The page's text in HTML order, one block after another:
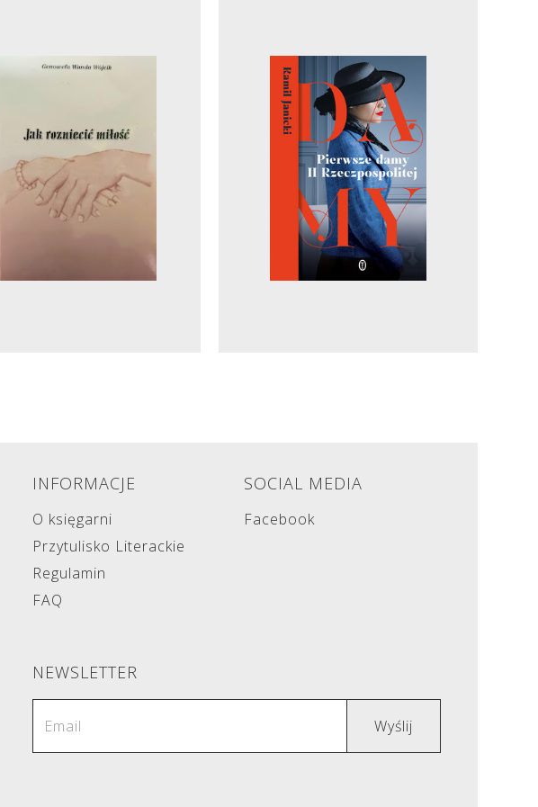
INFORMACJE
O księgarni
Przytulisko Literackie
Regulamin
FAQ
SOCIAL MEDIA
Facebook
NEWSLETTER